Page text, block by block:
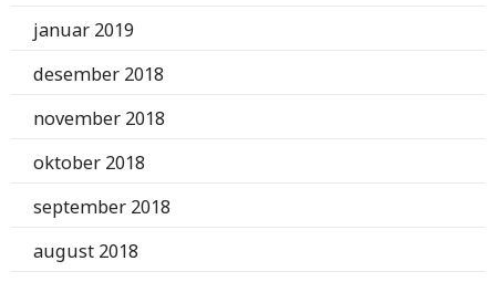
januar 2019
desember 2018
november 2018
oktober 2018
september 2018
august 2018